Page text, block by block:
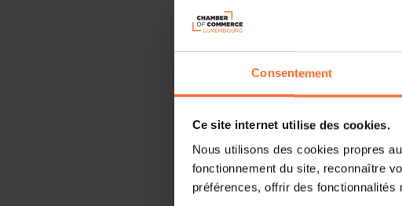
Consentement
Ce site internet utilise des cookies.
Nous utilisons des cookies propres
fonctionnement du site, reconnaître
préférences, offrir des